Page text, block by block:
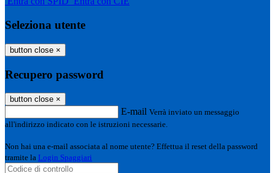
Seleziona utente
button close ×
Recupero password
button close ×
E-mail Verrà inviato un messaggio
all'indirizzo indicato con le istruzioni necessarie.
Non hai una e-mail associata al nome utente? Effettua il reset della password
tramite la Login Spaggiari